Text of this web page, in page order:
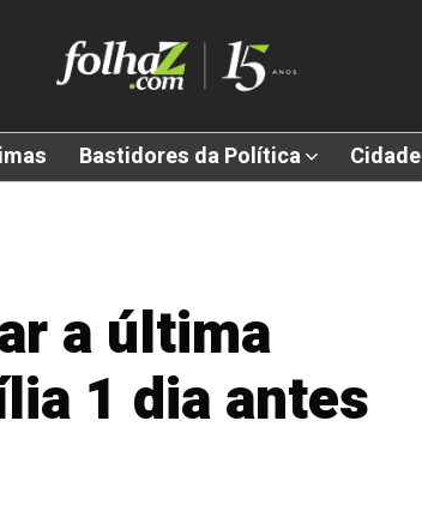
Bastidores da Política Cidade
a última
1 dia antes